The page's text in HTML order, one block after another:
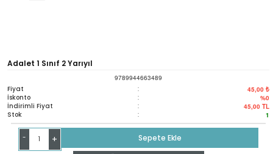
Adalet 1 Sınıf 2 Yarıyıl
9789944663489
Fiyat : 45,00 ₺
İskonto : %0
İndirimli Fiyat : 45,00 TL
Stok : 1
- +
Sepete Ekle